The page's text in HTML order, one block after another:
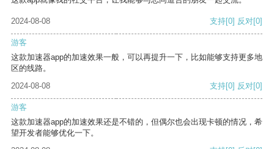
2024-08-08 支持[0] 反对[0]
游客
这款加速器app的加速效果一般，可以再提升一下，比如能够支持更多地
区的线路。
2024-08-08
支持[0] 反对[0]
游客
这款加速器app的加速效果还是不错的，但偶尔也会出现卡顿的情况，希
望开发者能够优化一下。